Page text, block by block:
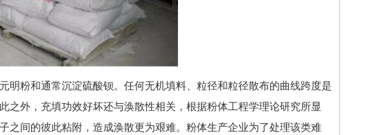
粉和通常沉淀硫酸钡。任何无机填料、粒径和粒径散布的曲线跨度是
之外，充填功效好坏还与涣散性相关，根据粉体工程学理论研究所显
之间的彼此粘附，造成涣散更为艰难。粉体生产企业为了处理该类难